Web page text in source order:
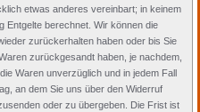
etwas anderes vereinbart; in keinem
Entgelte berechnet. Wir können die
zurückerhalten haben oder bis Sie
zurückgesandt haben, je nachdem,
Waren unverzüglich und in jedem Fall
an dem Sie uns über den Widerruf
oder zu übergeben. Die Frist ist